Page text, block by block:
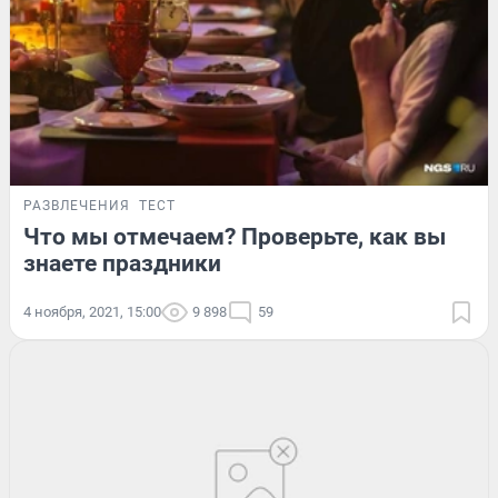
РАЗВЛЕЧЕНИЯ ТЕСТ
Что мы отмечаем? Проверьте, как вы
знаете праздники
4 ноября, 2021, 15:00 9 898 59